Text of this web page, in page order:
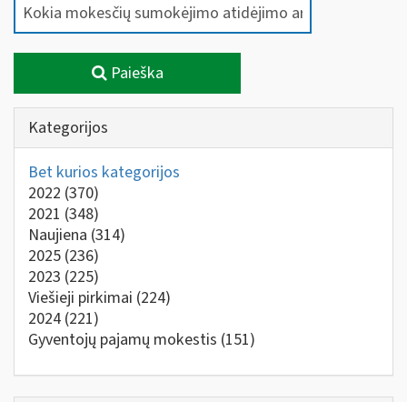
Paieška
Kategorijos
Bet kurios kategorijos
2022 (370)
2021 (348)
Naujiena (314)
2025 (236)
2023 (225)
Viešieji pirkimai (224)
2024 (221)
Gyventojų pajamų mokestis (151)